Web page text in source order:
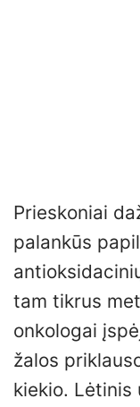
Prieskoniai
palankūs
tam tikrus
onkologai
žalos
kiekio. Lėtinis